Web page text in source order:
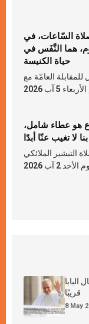
السّاعات، في
هما النَّفَس في
حياة الكنيسة
للمقابلة العامّة مع
5 آب 2026
هو عطاء شامل،
لا تغيب عنّا أبدًا
التبشير الملائكي
الأحد 2 آب 2026
البابا
قريبًا
8 May